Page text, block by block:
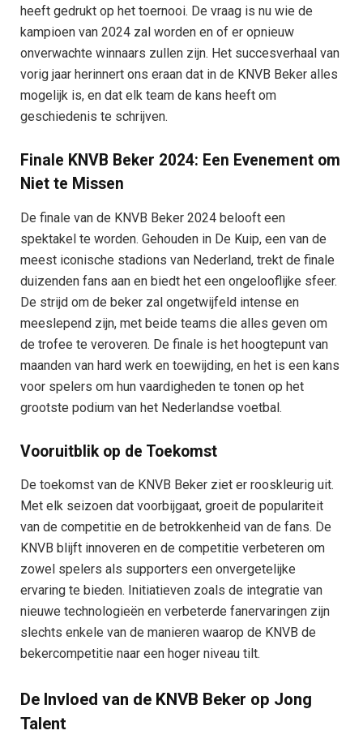
heeft gedrukt op het toernooi. De vraag is nu wie de
kampioen van 2024 zal worden en of er opnieuw
onverwachte winnaars zullen zijn. Het succesverhaal van
vorig jaar herinnert ons eraan dat in de KNVB Beker alles
mogelijk is, en dat elk team de kans heeft om
geschiedenis te schrijven.
Finale KNVB Beker 2024: Een Evenement om
Niet te Missen
De finale van de KNVB Beker 2024 belooft een
spektakel te worden. Gehouden in De Kuip, een van de
meest iconische stadions van Nederland, trekt de finale
duizenden fans aan en biedt het een ongelooflijke sfeer.
De strijd om de beker zal ongetwijfeld intense en
meeslepend zijn, met beide teams die alles geven om
de trofee te veroveren. De finale is het hoogtepunt van
maanden van hard werk en toewijding, en het is een kans
voor spelers om hun vaardigheden te tonen op het
grootste podium van het Nederlandse voetbal.
Vooruitblik op de Toekomst
De toekomst van de KNVB Beker ziet er rooskleurig uit.
Met elk seizoen dat voorbijgaat, groeit de populariteit
van de competitie en de betrokkenheid van de fans. De
KNVB blijft innoveren en de competitie verbeteren om
zowel spelers als supporters een onvergetelijke
ervaring te bieden. Initiatieven zoals de integratie van
nieuwe technologieën en verbeterde fanervaringen zijn
slechts enkele van de manieren waarop de KNVB de
bekercompetitie naar een hoger niveau tilt.
De Invloed van de KNVB Beker op Jong
Talent